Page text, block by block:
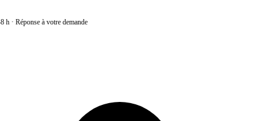
h·Réponse à votre demande